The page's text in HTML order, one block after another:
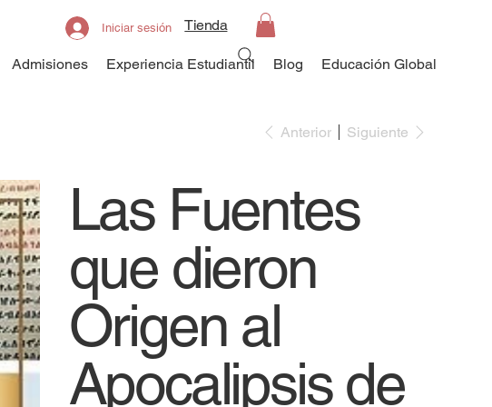
Admisiones Experiencia Estudiantil Blog Educación Global
Iniciar sesión Tienda
Anterior Siguiente
Las Fuentes
que dieron
Origen al
Apocalipsis de